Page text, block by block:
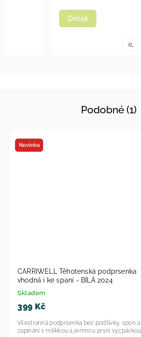
Detail
XL
Podobné (1)
Novinka
CARRIWELL Těhotenská podprsenka
vhodná i ke spaní - BÍLÁ 2024
Skladem
399 Kč
Všestranná podprsenka bez podšívky, spon a
zapínání s měkkou a jemnou prsní vycpávkou.